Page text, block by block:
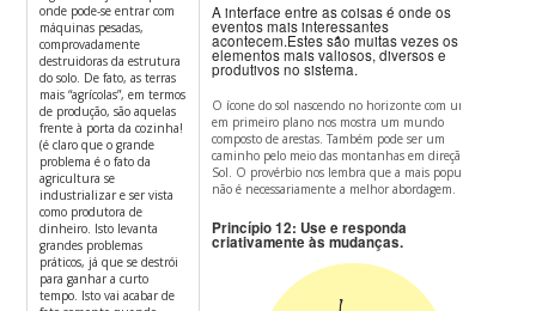
onde pode-se entrar com
máquinas pesadas,
comprovadamente
destruidoras da estrutura
do solo. De fato, as terras
mais “agrícolas”, em termos
de produção, são aquelas
frente à porta da cozinha!
(é claro que o grande
problema é o fato da
agricultura se
industrializar e ser vista
como produtora de
dinheiro. Isto levanta
grandes problemas
práticos, já que se destrói
para ganhar a curto
tempo. Isto vai acabar de
A interface entre as coisas é onde os
eventos mais interessantes
acontecem.Estes são muitas vezes os
elementos mais valiosos, diversos e
produtivos no sistema.
O ícone do sol nascendo no horizonte com um rio
em primeiro plano nos mostra um mundo
composto de arestas. Também pode ser um
caminho pelo meio das montanhas em direção ao
Sol. O provérbio nos lembra que a mais popular,
não é necessariamente a melhor abordagem.
Princípio 12: Use e responda
criativamente às mudanças.